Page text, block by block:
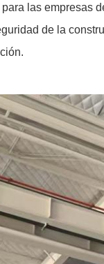
las empresas
de la